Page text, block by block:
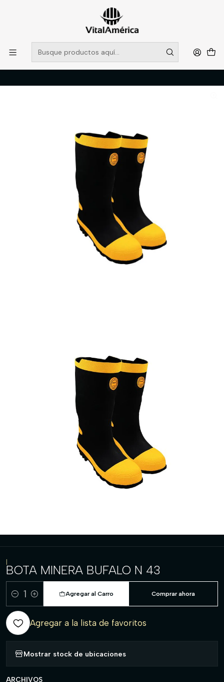
POR SISTEMA FRONTAL SOLO RETIROS EN TIENDA, DESDE
MUCHAS GRACIAS +569 5956 2237
Leer más
Inicio Catálogo CALZADO
BOTAS DE AGUA
BOTA MINERA BUFALO N 43
|
BOTA MINERA BUFALO N 43
Cantidad
Agregar al Carro Comprar ahora
Agregar a la lista de favoritos
Mostrar stock de ubicaciones
ARCHIVOS